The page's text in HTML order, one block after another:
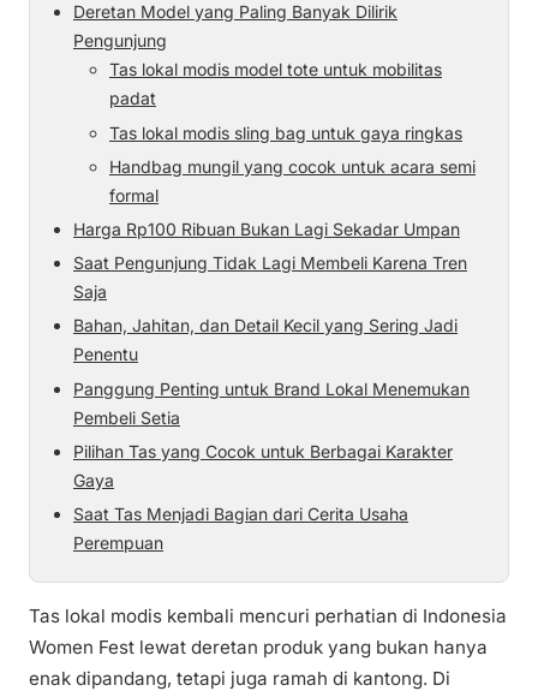
Deretan Model yang Paling Banyak Dilirik
Pengunjung
Tas lokal modis model tote untuk mobilitas
padat
Tas lokal modis sling bag untuk gaya ringkas
Handbag mungil yang cocok untuk acara semi
formal
Harga Rp100 Ribuan Bukan Lagi Sekadar Umpan
Saat Pengunjung Tidak Lagi Membeli Karena Tren
Saja
Bahan, Jahitan, dan Detail Kecil yang Sering Jadi
Penentu
Panggung Penting untuk Brand Lokal Menemukan
Pembeli Setia
Pilihan Tas yang Cocok untuk Berbagai Karakter
Gaya
Saat Tas Menjadi Bagian dari Cerita Usaha
Perempuan
Tas lokal modis kembali mencuri perhatian di Indonesia
Women Fest lewat deretan produk yang bukan hanya
enak dipandang, tetapi juga ramah di kantong. Di